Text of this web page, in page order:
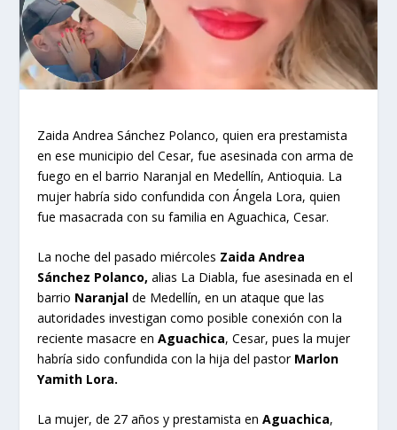
Zaida Andrea Sánchez Polanco, quien era prestamista
en ese municipio del Cesar, fue asesinada con arma de
fuego en el barrio Naranjal en Medellín, Antioquia. La
mujer habría sido confundida con Ángela Lora, quien
fue masacrada con su familia en Aguachica, Cesar.
La noche del pasado miércoles Zaida Andrea
Sánchez Polanco,alias La Diabla, fue asesinada en el
barrio Naranjalde Medellín, en un ataque que las
autoridades investigan como posible conexión con la
reciente masacre enAguachica, Cesar, pues la mujer
habría sido confundida con la hija del pastor Marlon
Yamith Lora.
La mujer, de 27 años y prestamista enAguachica,